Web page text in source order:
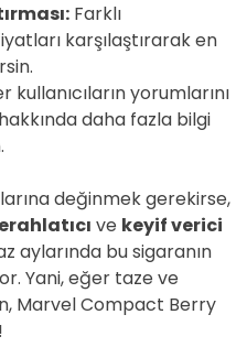
Farklı
karşılaştırarak en
kullanıcıların yorumlarını
daha fazla bilgi
değinmek gerekirse,
ve keyif verici
aylarında bu sigaranın
Yani, eğer taze ve
Marvel Compact Berry